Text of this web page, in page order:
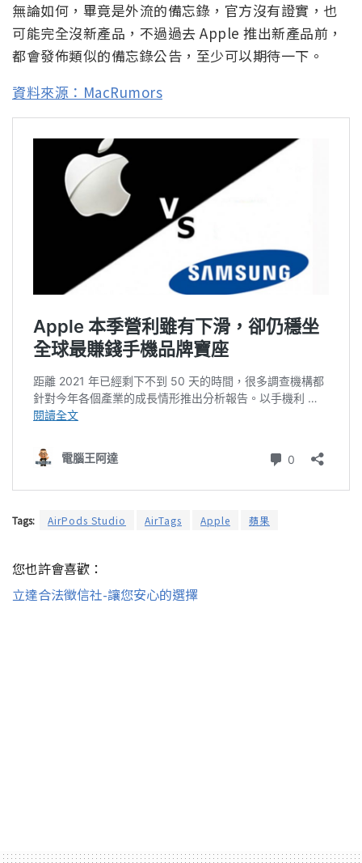
無論如何，畢竟是外流的備忘錄，官方沒有證實，也
可能完全沒新產品，不過過去 Apple 推出新產品前，
都會發佈類似的備忘錄公告，至少可以期待一下。
資料來源：MacRumors
Tags: AirPods Studio AirTags Apple 蘋果
您也許會喜歡：
立達合法徵信社-讓您安心的選擇